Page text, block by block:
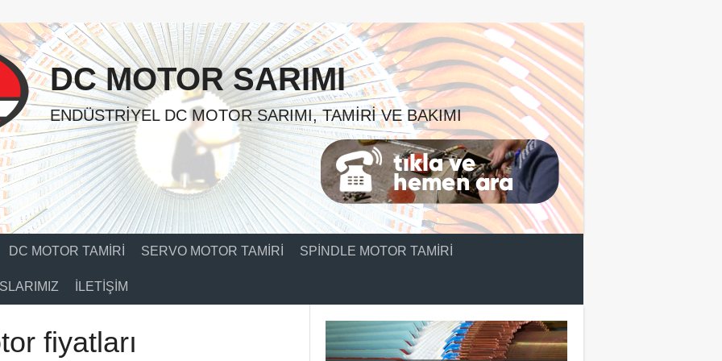
DC MOTOR SARIMI
ENDÜSTRIYEL DC MOTOR SARIMI, TAMIRI VE BAKIMI
DC MOTOR TAMIRI SERVO MOTOR TAMIRI SPINDLE MOTOR TAMIRI
İLETIŞIM
fiyatları